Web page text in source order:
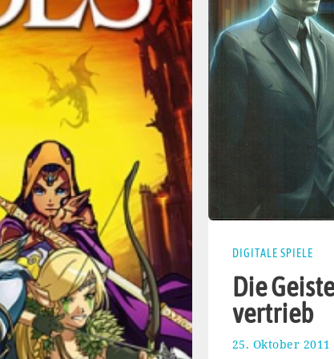
DIGITALE SPIELE
Die
vertrieb
25. Oktober 2011